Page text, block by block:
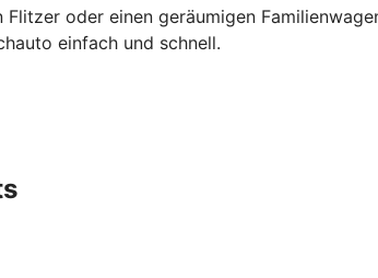
oder einen geräumigen
einfach und schnell.